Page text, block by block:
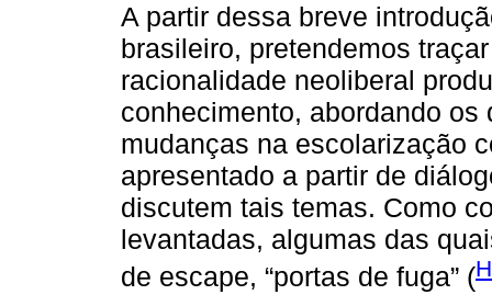
A partir dessa breve
brasileiro, pretendemos
racionalidade neoliberal
conhecimento, abordando
mudanças na escolarização
apresentado a partir de
discutem tais temas. Como
levantadas, algumas das
de escape, “portas de fuga” (